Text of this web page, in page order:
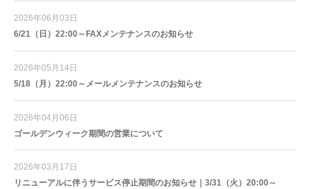
2026年06月03日
6/21（日）22:00～FAXメンテナンスのお知らせ
2026年05月14日
5/18（月）22:00～メールメンテナンスのお知らせ
2026年04月06日
ゴールデンウィーク期間の営業について
2026年03月17日
リニューアルに伴うサービス停止期間のお知らせ｜3/31（火）20:00～